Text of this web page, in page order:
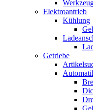
Elektroantrieb
Kühlung
Getriebe